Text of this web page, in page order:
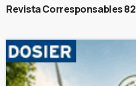
Revista Corresponsables 82